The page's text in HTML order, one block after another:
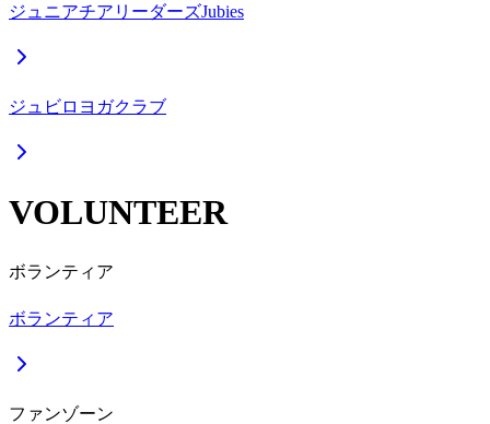
ジュニアチアリーダーズJubies
ジュビロヨガクラブ
VOLUNTEER
ボランティア
ボランティア
ファンゾーン